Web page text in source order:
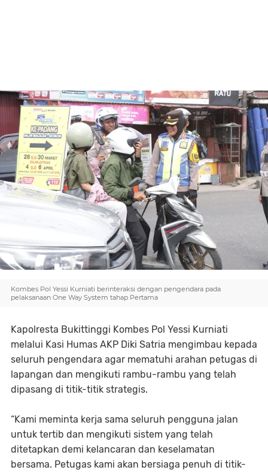
Kombes Pol Yessi Kurniati berinteraksi dengan pengendara pada
pelaksanaan One Way System tahap Pertama
Kapolresta Bukittinggi Kombes Pol Yessi Kurniati
melalui Kasi Humas AKP Diki Satria mengimbau kepada
seluruh pengendara agar mematuhi arahan petugas di
lapangan dan mengikuti rambu-rambu yang telah
dipasang di titik-titik strategis.
“Kami meminta kerja sama seluruh pengguna jalan
untuk tertib dan mengikuti sistem yang telah
ditetapkan demi kelancaran dan keselamatan
bersama. Petugas kami akan bersiaga penuh di titik-